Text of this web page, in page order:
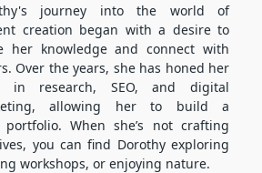
journey into the world of
creation began with a desire to
her knowledge and connect with
Over the years, she has honed her
in research, SEO, and digital
allowing her to build a
When she’s not crafting
you can find Dorothy exploring
workshops, or enjoying nature.